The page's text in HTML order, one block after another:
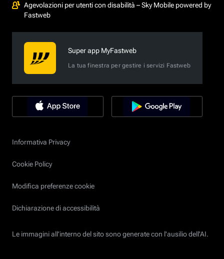
Agevolazioni per utenti con disabilità – Sky Mobile powered by
Fastweb
Super app MyFastweb
La tua finestra per gestire i servizi Fastweb
Informativa Privacy
Cookie Policy
Modifica preferenze cookie
Dichiarazione di accessibilità
Le immagini all’interno del sito sono generate con l'ausilio dell'AI.